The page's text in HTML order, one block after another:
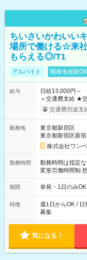
ちいさいかわいい
場所で働ける☆来
もらえる◎/T1
アルバイト 職種未経験OK
給与
日給13,000円～
＋交通費支給 ★交通費全額支給！ ┗案件により規定あり ★日払
いOK！（規定あ
ンビニATMから 日払
交通費別途支
勤務地
東京都新宿区
東京都新宿区新
株式会社ワン
勤務時間
勤務時間は指定な
変形労働時間制 想定労働
～21：00
期間 単発・1日のみOK
特徴
週1日からOK /
募集
気になる！